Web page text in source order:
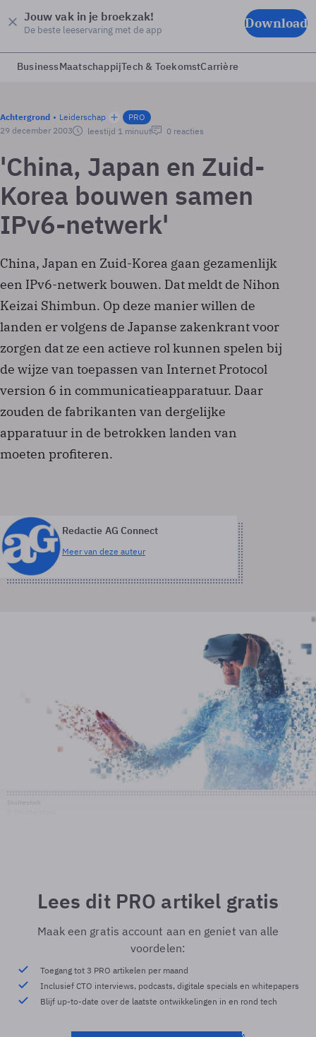
Jouw vak in je broekzak!
De beste leeservaring met de app Download
BusinessMaatschappijTech & ToekomstCarrière
Achtergrond Leiderschap
PRO
29 december 2003
leestijd 1 minuut 0 reacties
'China, Japan en Zuid-
Korea bouwen samen
IPv6-netwerk'
China, Japan en Zuid-Korea gaan gezamenlijk
een IPv6-netwerk bouwen. Dat meldt de Nihon
Keizai Shimbun. Op deze manier willen de
landen er volgens de Japanse zakenkrant voor
zorgen dat ze een actieve rol kunnen spelen bij
de wijze van toepassen van Internet Protocol
version 6 in communicatieapparatuur. Daar
zouden de fabrikanten van dergelijke
apparatuur in de betrokken landen van
moeten profiteren.
Redactie AG Connect
Meer van deze auteur
Lees dit PRO artikel gratis
Maak een gratis account aan en geniet van alle
voordelen:
Toegang tot 3 PRO artikelen per maand
Inclusief CTO interviews, podcasts, digitale specials en whitepapers
Blijf up-to-date over de laatste ontwikkelingen in en rond tech